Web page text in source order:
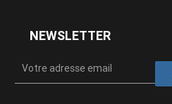
NEWSLETTER